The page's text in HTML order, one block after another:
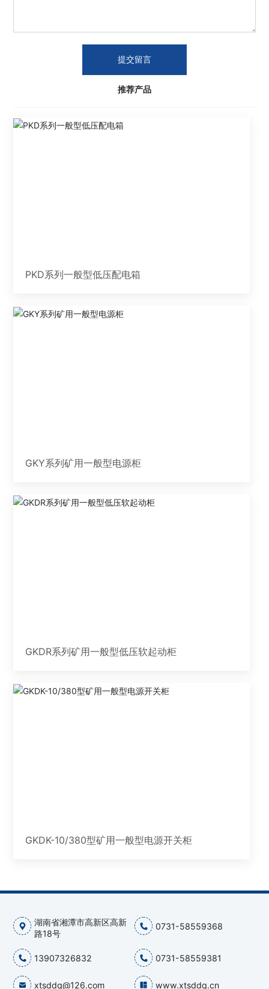
提交留言
推荐产品
PKD系列一般型低压配电箱
GKY系列矿用一般型电源柜
GKDR系列矿用一般型低压软起动柜
GKDK-10/380型矿用一般型电源开关柜
湖南省湘潭市高新区高新
路18号
0731-58559368
13907326832 0731-58559381
xtsddq@126.com www.xtsddq.cn